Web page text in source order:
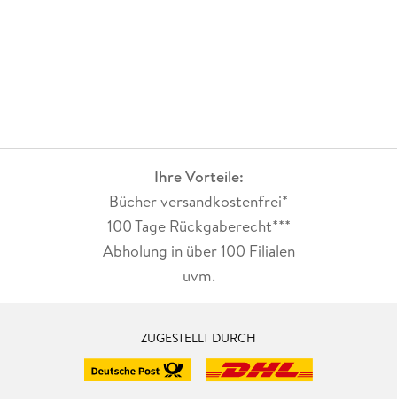
Ihre Vorteile:
Bücher versandkostenfrei*
100 Tage Rückgaberecht***
Abholung in über 100 Filialen
uvm.
ZUGESTELLT DURCH